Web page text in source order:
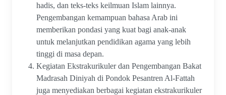
hadis, dan teks-teks keilmuan Islam lainnya.
Pengembangan kemampuan bahasa Arab ini
memberikan pondasi yang kuat bagi anak-anak
untuk melanjutkan pendidikan agama yang lebih
tinggi di masa depan.
Kegiatan Ekstrakurikuler dan Pengembangan Bakat
Madrasah Diniyah di Pondok Pesantren Al-Fattah
juga menyediakan berbagai kegiatan ekstrakurikuler